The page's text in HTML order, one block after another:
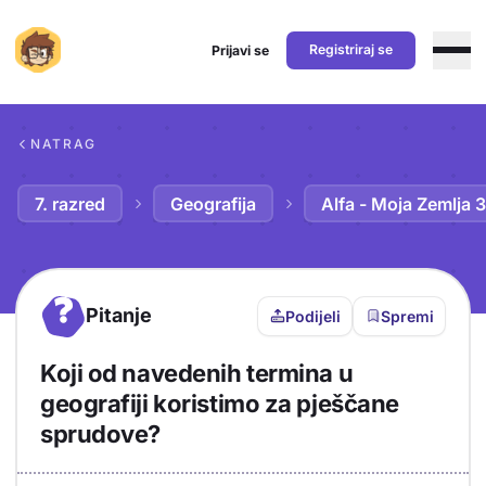
Prijavi se Registriraj se
NATRAG
7. razred Geografija Alfa - Moja Zemlja 3
? Pitanje Podijeli Spremi
Koji od navedenih termina u
geografiji koristimo za pješčane
sprudove?